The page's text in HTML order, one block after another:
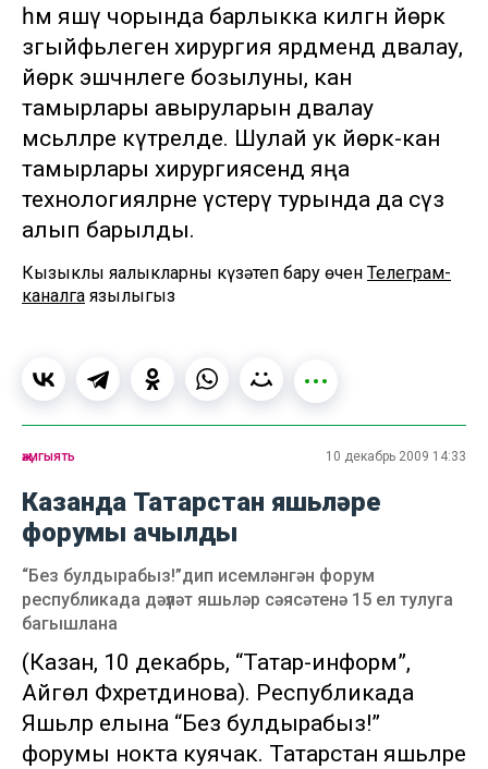
һәм яшәү чорында барлыкка килгән йөрәк
зәгыйфьлеген хирургия ярдәмендә дәвалау,
йөрәк эшчәнлеге бозылуны, кан
тамырлары авыруларын дәвалау
мәсьәләләре күтәрелде. Шулай ук йөрәк-кан
тамырлары хирургиясендә яңа
технологияләрне үстерү турында да сүз
алып барылды.
Кызыклы яңалыкларны күзәтеп бару өчен Телеграм-
каналга язылыгыз
җәмгыять 10 декабрь 2009 14:33
Казанда Татарстан яшьләре
форумы ачылды
“Без булдырабыз!”дип исемләнгән форум
республикада дәүләт яшьләр сәясәтенә 15 ел тулуга
багышлана
(Казан, 10 декабрь, “Татар-информ”,
Айгөл Фәхретдинова). Республикада
Яшьләр елына “Без булдырабыз!”
форумы нокта куячак. Татарстан яшьләре